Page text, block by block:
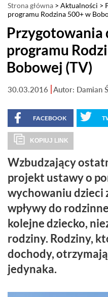
Strona główna > Aktualności >
programu Rodzina 500+ w
Przygotowania
programu
Bobowej (TV)
30.03.2016 Autor: Damian
FACEBOOK
KOPIUJ LINK
Wzbudzający
projekt ustawy o
wychowaniu dzieci
wpływy do
kolejne dziecko,
rodziny. Rodziny,
dochody,
jedynaka.